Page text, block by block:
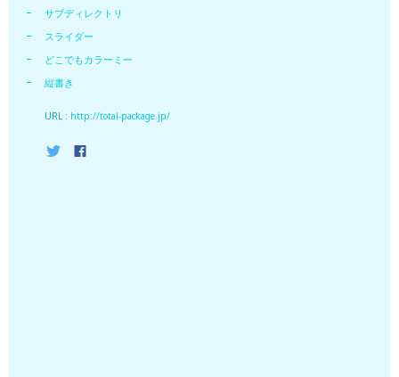
サブディレクトリ
スライダー
どこでもカラーミー
縦書き
URL : http://total-package.jp/